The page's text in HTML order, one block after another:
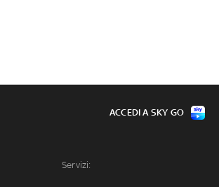
Servizi:
ACCEDI A SKY GO